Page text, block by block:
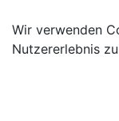
Ripsband
(nur
Wir verwenden
Nutzererlebnis